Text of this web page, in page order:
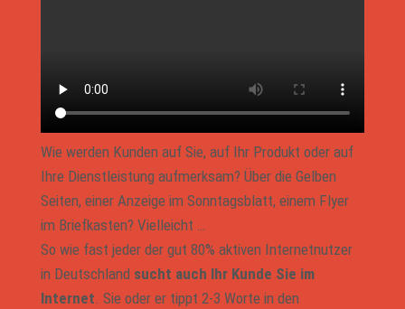
Wie werden Kunden auf Sie, auf Ihr Produkt oder auf
Ihre Dienstleistung aufmerksam? Über die Gelben
Seiten, einer Anzeige im Sonntagsblatt, einem Flyer
im Briefkasten? Vielleicht …
So wie fast jeder der gut 80% aktiven Internetnutzer
in Deutschland sucht auch Ihr Kunde Sie im
Internet. Sie oder er tippt 2-3 Worte in den